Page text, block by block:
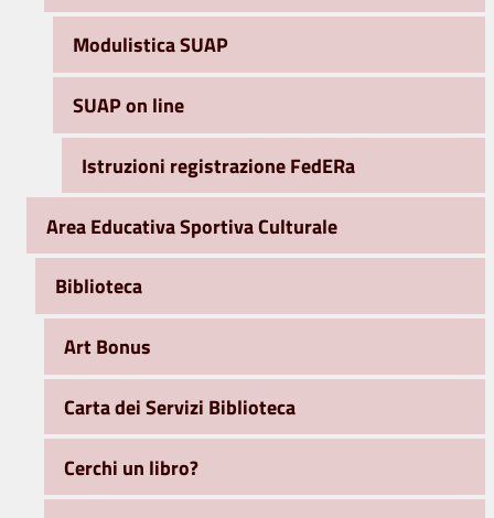
Modulistica SUAP
SUAP on line
Istruzioni registrazione FedERa
Area Educativa Sportiva Culturale
Biblioteca
Art Bonus
Carta dei Servizi Biblioteca
Cerchi un libro?